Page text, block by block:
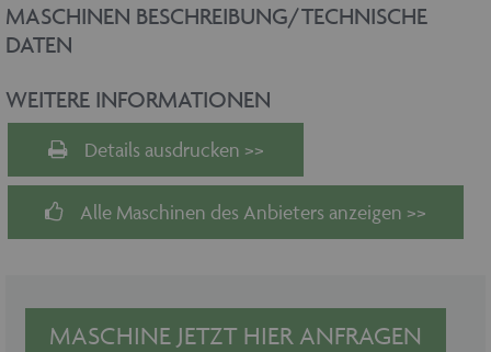
MASCHINEN BESCHREIBUNG/TECHNISCHE
DATEN
WEITERE INFORMATIONEN
Details ausdrucken >>
Alle Maschinen des Anbieters anzeigen >>
MASCHINE JETZT HIER ANFRAGEN